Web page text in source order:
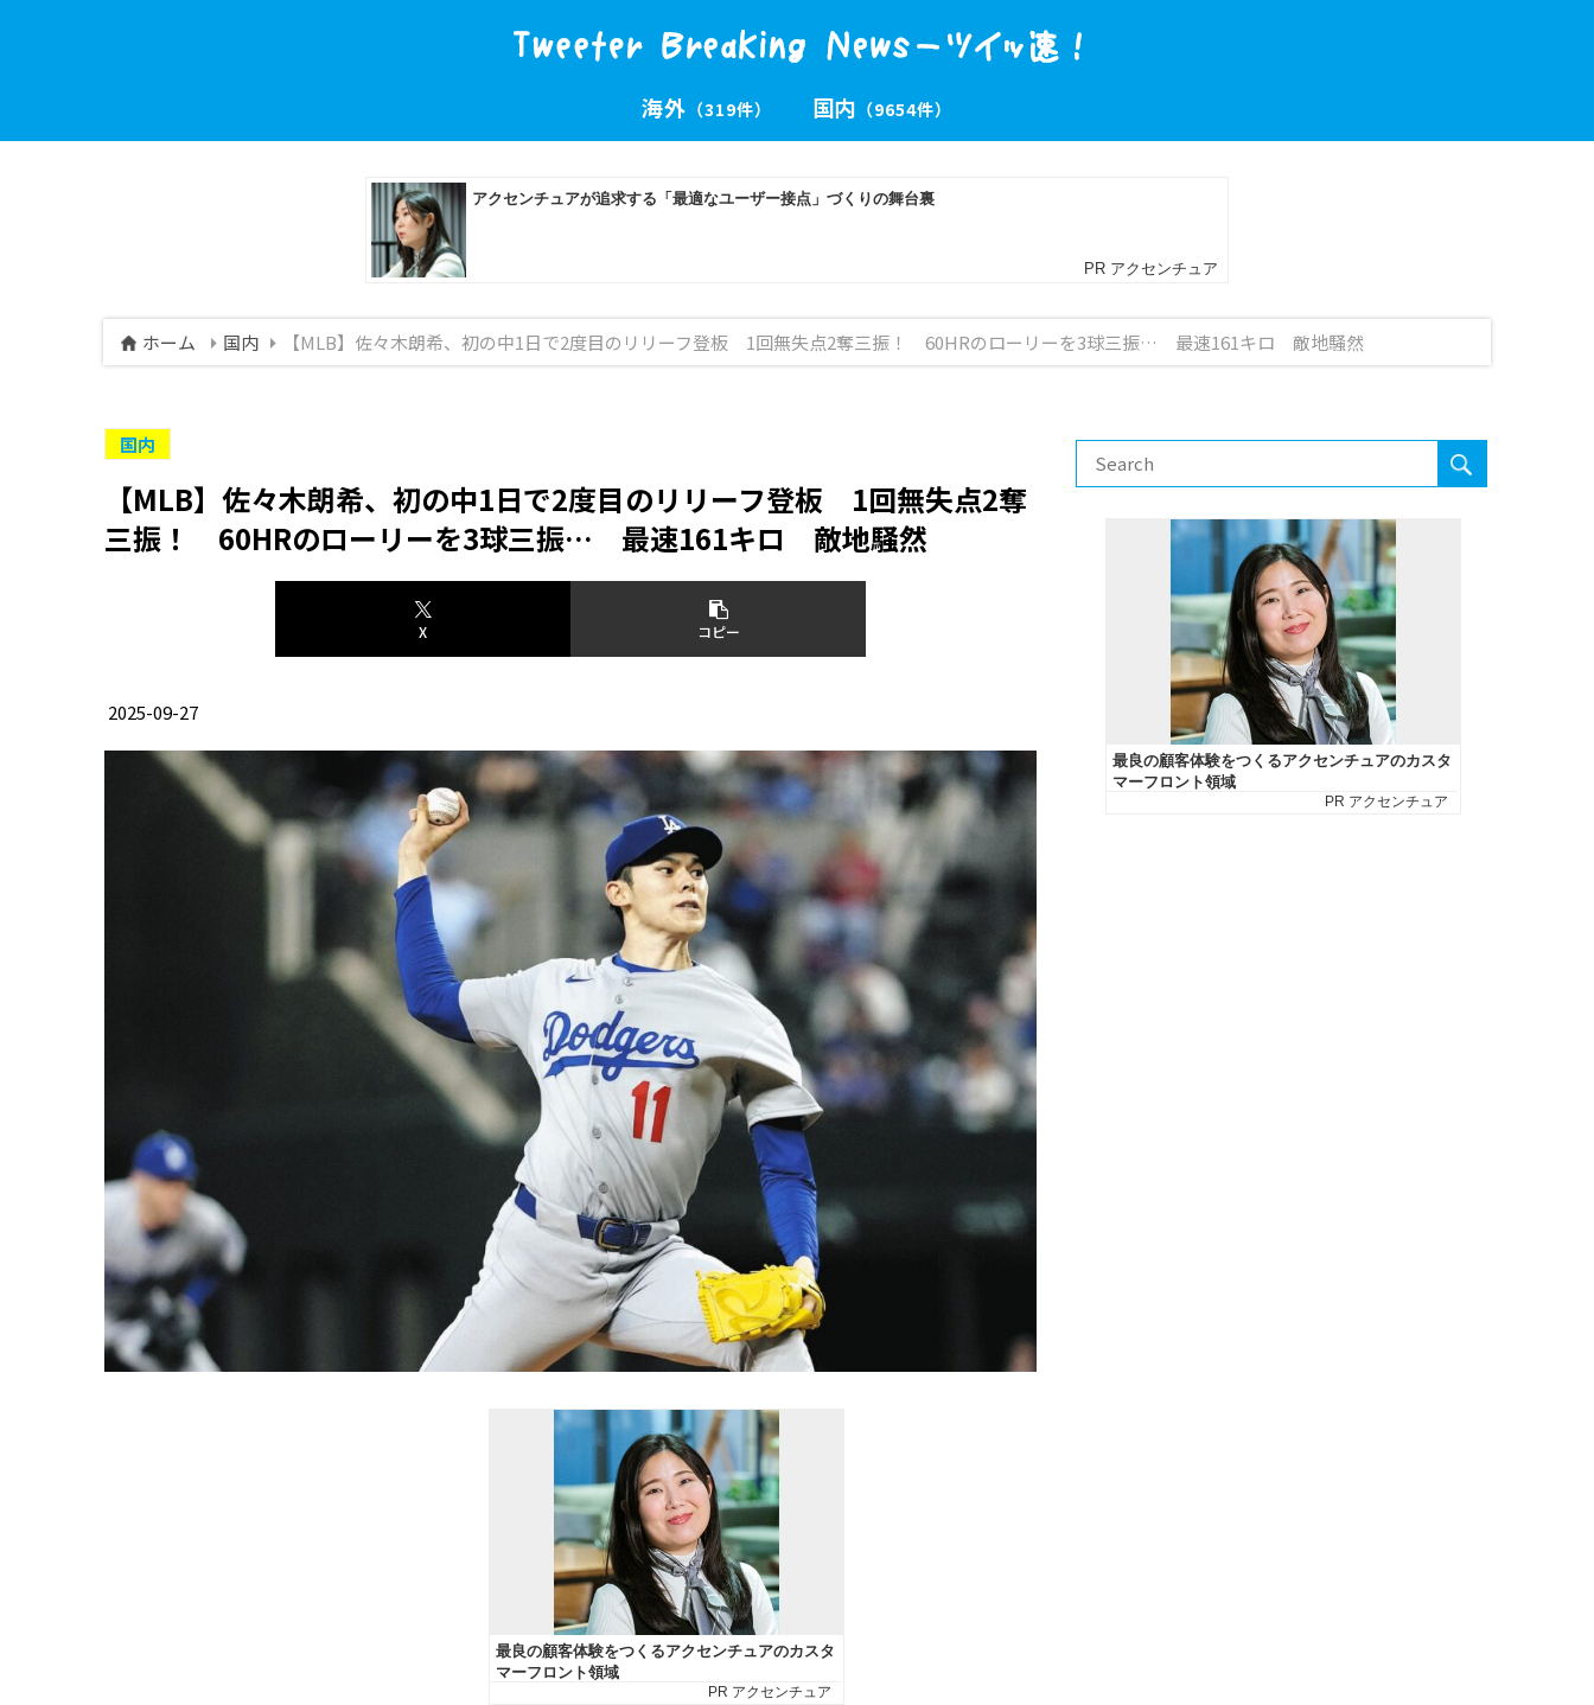
海外 （319件） 国内 （9654件）
ホーム 国内 【MLB】佐々木朗希、初の中1日で2度目のリリーフ登板 1回無失点2奪三振！ 60HRのローリーを3球三振… 最速161キロ 敵地騒然
国内
【MLB】佐々木朗希、初の中1日で2度目のリリーフ登板 1回無失点2奪
三振！ 60HRのローリーを3球三振… 最速161キロ 敵地騒然
X コピー
2025-09-27